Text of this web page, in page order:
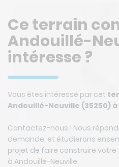
Ce terrain
Andouillé-
intéresse ?
Vous êtes intéressé par cet
Andouillé-Neuville (35250) à
Contactez-nous ! Nous
demande, et étudierons
projet de faire construire
à Andouillé-Neuville.